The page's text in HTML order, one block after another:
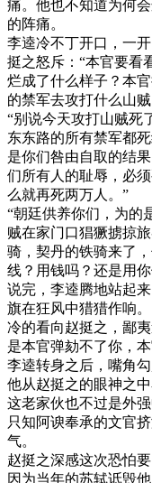
痛。他也不知道为何
的阵痛。
李逵冷不丁开口，一
挺之怒斥：“本官要看
烂成了什么样子？本
的禁军去攻打什么山
“别说今天攻打山贼死
东东路的所有禁军都
是你们咎由自取的结
们所有人的耻辱，必
么就再死两万人。”
“朝廷供养你们，为的
贼在家门口猖獗掳掠
骑，契丹的铁骑来了
线？用钱吗？还是用
说完，李逵腾地站起
旗在狂风中猎猎作响
冷的看向赵挺之，鄙
是本官弹劾不了你，
李逵转身之后，嘴角勾
他从赵挺之的眼神之中
这老家伙也不过是外
只知阿谀奉承的文官
气。
赵挺之深感这次恐怕
因为当年的苏轼诋毁